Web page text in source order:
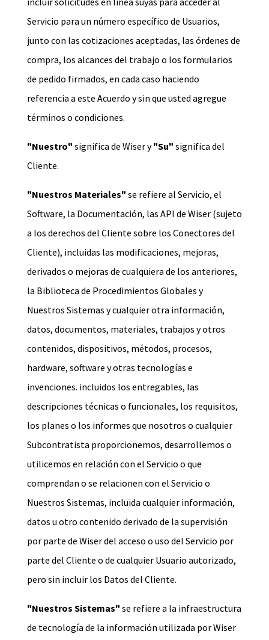
Servicio para un número específico de Usuarios,
junto con las cotizaciones aceptadas, las órdenes de
compra, los alcances del trabajo o los formularios
de pedido firmados, en cada caso haciendo
referencia a este Acuerdo y sin que usted agregue
términos o condiciones.
"Nuestro" significa de Wiser y "Su" significa del
Cliente.
"Nuestros Materiales" se refiere al Servicio, el
Software, la Documentación, las API de Wiser (sujeto
a los derechos del Cliente sobre los Conectores del
Cliente), incluidas las modificaciones, mejoras,
derivados o mejoras de cualquiera de los anteriores,
la Biblioteca de Procedimientos Globales y
Nuestros Sistemas y cualquier otra información,
datos, documentos, materiales, trabajos y otros
contenidos, dispositivos, métodos, procesos,
hardware, software y otras tecnologías e
invenciones. incluidos los entregables, las
descripciones técnicas o funcionales, los requisitos,
los planes o los informes que nosotros o cualquier
Subcontratista proporcionemos, desarrollemos o
utilicemos en relación con el Servicio o que
comprendan o se relacionen con el Servicio o
Nuestros Sistemas, incluida cualquier información,
datos u otro contenido derivado de la supervisión
por parte de Wiser del acceso o uso del Servicio por
parte del Cliente o de cualquier Usuario autorizado,
pero sin incluir los Datos del Cliente.
"Nuestros Sistemas" se refiere a la infraestructura
de tecnología de la información utilizada por Wiser